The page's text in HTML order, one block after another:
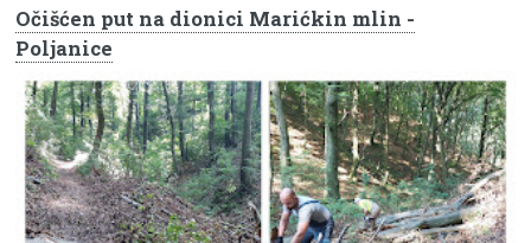
Očišćen put na dionici Marićkin mlin -
Poljanice